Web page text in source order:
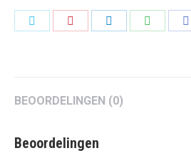
BEOORDELINGEN (0)
Beoordelingen